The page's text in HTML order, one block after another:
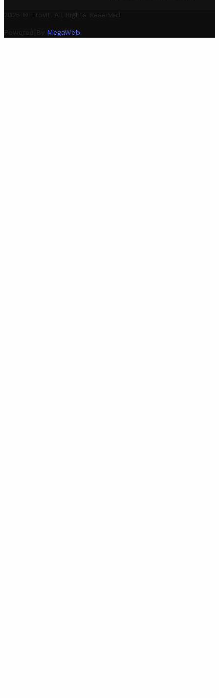
2025 © Trovit. All Rights Reserved.
Powered By MegaWeb